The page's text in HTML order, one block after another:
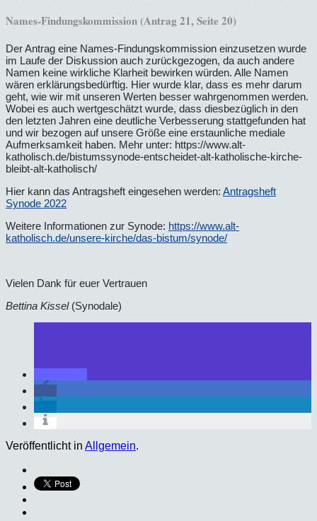
Names-Findungskommission (Antrag 21, Seite 20)
Der Antrag eine Names-Findungskommission einzusetzen wurde
im Laufe der Diskussion auch zurückgezogen, da auch andere
Namen keine wirkliche Klarheit bewirken würden. Alle Namen
wären erklärungsbedürftig. Hier wurde klar, dass es mehr darum
geht, wie wir mit unseren Werten besser wahrgenommen werden.
Wobei es auch wertgeschätzt wurde, dass diesbezüglich in den
den letzten Jahren eine deutliche Verbesserung stattgefunden hat
und wir bezogen auf unsere Größe eine erstaunliche mediale
Aufmerksamkeit haben. Mehr unter: https://www.alt-
katholisch.de/bistumssynode-entscheidet-alt-katholische-kirche-
bleibt-alt-katholisch/
Hier kann das Antragsheft eingesehen werden: Antragsheft
Synode 2022
Weitere Informationen zur Synode: https://www.alt-
katholisch.de/unsere-kirche/das-bistum/synode/
Vielen Dank für euer Vertrauen
Bettina Kissel(Synodale)
Veröffentlicht in Allgemein.